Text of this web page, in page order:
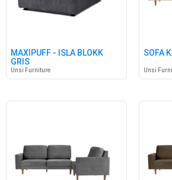
MAXIPUFF - ISLA BLOKK
GRIS
Unsi Furniture
SOFA
Unsi